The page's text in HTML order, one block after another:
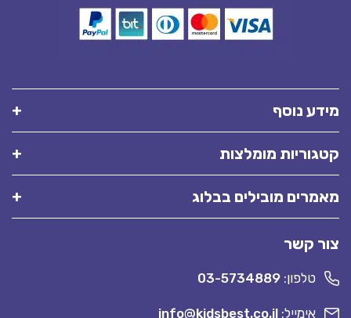
מידע נוסף
קטגוריות מומלצות
מאמרים מובילים בבלוג
צור קשר
טלפון: 03-5734889
אימייל: info@kidsbest.co.il